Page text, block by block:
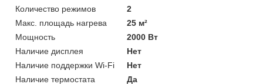
Количество режимов
2
Макс. площадь нагрева
25 м²
Мощность
2000 Вт
Наличие дисплея
Нет
Наличие поддержки Wi-Fi
Нет
Наличие термостата
Да